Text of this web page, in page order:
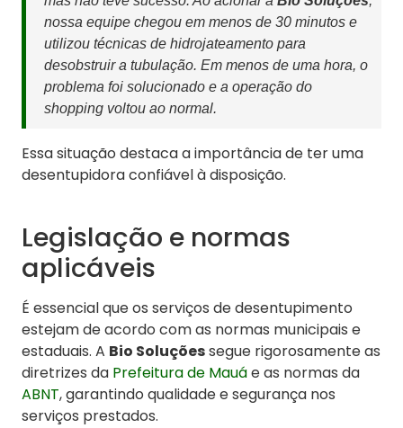
nossa equipe chegou em menos de 30 minutos e
utilizou técnicas de hidrojateamento para
desobstruir a tubulação. Em menos de uma hora, o
problema foi solucionado e a operação do
shopping voltou ao normal.
Essa situação destaca a importância de ter uma
desentupidora confiável à disposição.
Legislação e normas
aplicáveis
É essencial que os serviços de desentupimento
estejam de acordo com as normas municipais e
estaduais. A Bio Soluçõessegue rigorosamente as
diretrizes da Prefeitura de Mauáe as normas da
ABNT, garantindo qualidade e segurança nos
serviços prestados.